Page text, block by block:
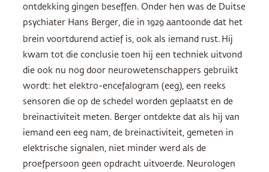
ontdekking gingen beseffen. Onder hen was de Duitse
psychiater Hans Berger, die in 1929 aantoonde dat het
brein voortdurend actief is, ook als iemand rust. Hij
kwam tot die conclusie toen hij een techniek uitvond
die ook nu nog door neurowetenschappers gebruikt
wordt: het elektro-encefalogram (eeg), een reeks
sensoren die op de schedel worden geplaatst en de
breinactiviteit meten. Berger ontdekte dat als hij van
iemand een eeg nam, de breinactiviteit, gemeten in
elektrische signalen, niet minder werd als de
proefpersoon geen opdracht uitvoerde. Neurologen